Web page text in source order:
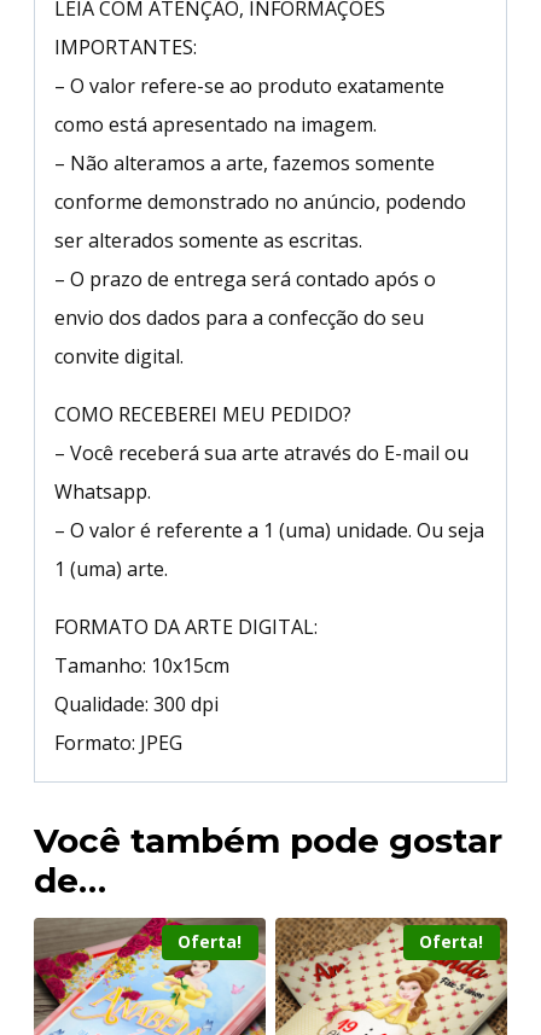
LEIA COM ATENÇÃO, INFORMAÇÕES
IMPORTANTES:
– O valor refere-se ao produto exatamente
como está apresentado na imagem.
– Não alteramos a arte, fazemos somente
conforme demonstrado no anúncio, podendo
ser alterados somente as escritas.
– O prazo de entrega será contado após o
envio dos dados para a confecção do seu
convite digital.
COMO RECEBEREI MEU PEDIDO?
– Você receberá sua arte através do E-mail ou
Whatsapp.
– O valor é referente a 1 (uma) unidade. Ou seja
1 (uma) arte.
FORMATO DA ARTE DIGITAL:
Tamanho: 10x15cm
Qualidade: 300 dpi
Formato: JPEG
Você também pode gostar
de…
Oferta! Oferta!